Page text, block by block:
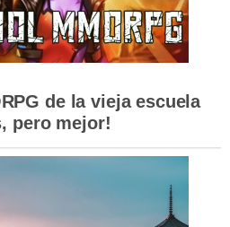
de la vieja escuela
pero mejor!